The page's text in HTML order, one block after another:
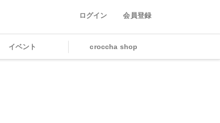
ログイン 会員登録
イベント croccha shop